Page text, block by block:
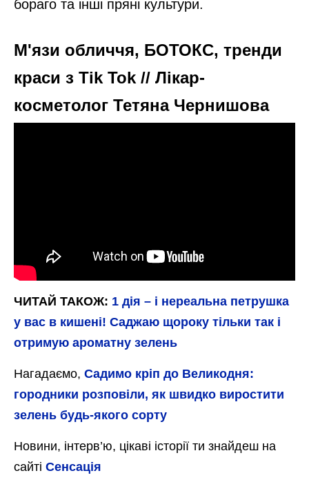
бораго та інші пряні культури.
М'язи обличчя, БОТОКС, тренди
краси з Tik Tok // Лікар-
косметолог Тетяна Чернишова
ЧИТАЙ ТАКОЖ: 1 дія – і нереальна петрушка
у вас в кишені! Саджаю щороку тільки так і
отримую ароматну зелень
Нагадаємо, Садимо кріп до Великодня:
городники розповіли, як швидко виростити
зелень будь-якого сорту
Новини, інтерв’ю, цікаві історії ти знайдеш на
сайті Сенсація